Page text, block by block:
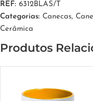
REF: 6312BLAS/T
Categorias: Canecas,
Cerâmica
Produtos